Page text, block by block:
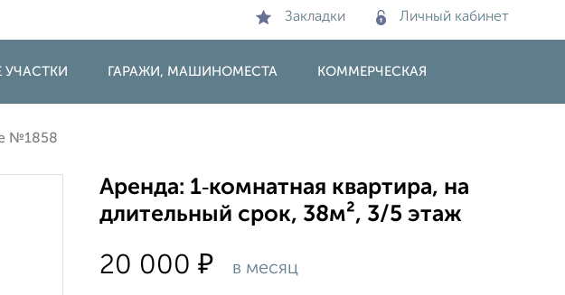
Закладки Личный кабинет
УЧАСТКИ ГАРАЖИ, МАШИНОМЕСТА КОММЕРЧЕСКАЯ
№1858
Аренда: 1‑комнатная квартира, на
длительный срок, 38м², 3/5 этаж
20 000₽ в месяц